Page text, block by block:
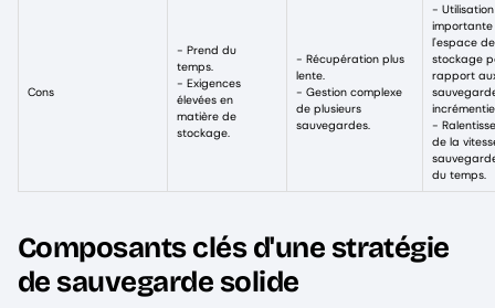
Cons
- Prend du
temps.
- Exigences
élevées en
matière de
stockage.
- Récupération plus
lente.
- Gestion complexe
de plusieurs
sauvegardes.
-
importante
l'espace de
stockage
rapport
-
de la
du temps.
Composants clés d'une stratégie
de sauvegarde solide